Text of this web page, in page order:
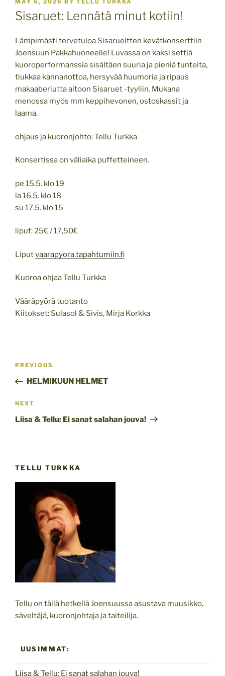
ON
MAY 6, 2026 BY TELLU TURKKA
Sisaruet: Lennätä minut kotiin!
Lämpimästi tervetuloa Sisarueitten kevätkonserttiin
Joensuun Pakkahuoneelle! Luvassa on kaksi settiä
kuoroperformanssia sisältäen suuria ja pieniä tunteita,
tiukkaa kannanottoa, hersyvää huumoria ja ripaus
makaaberiutta aitoon Sisaruet -tyyliin. Mukana
menossa myös mm keppihevonen, ostoskassit ja
laama.
ohjaus ja kuoronjohto: Tellu Turkka
Konsertissa on väliaika puffetteineen.
pe 15.5. klo 19
la 16.5. klo 18
su 17.5. klo 15
liput: 25€ / 17,50€
Liputvaarapyora.tapahtumiin.fi
Kuoroa ohjaa Tellu Turkka
Vääräpyörä tuotanto
Kiitokset: Sulasol & Sivis, Mirja Korkka
Post
Previous
Post
PREVIOUS
HELMIKUUN HELMET
Next
Post
NEXT
Liisa & Tellu: Ei sanat salahan jouva!
TELLU TURKKA
Tellu on tällä hetkellä Joensuussa asustava muusikko,
säveltäjä, kuoronjohtaja ja taiteilija.
UUSIMMAT:
Liisa & Tellu: Ei sanat salahan jouva!